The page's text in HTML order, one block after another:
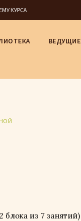
КУРСА
ВЕДУЩИЕ
блока из 7 занятий)